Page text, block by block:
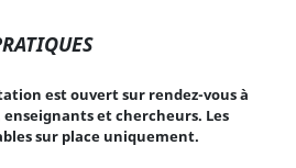
est ouvert sur rendez-vous à
et chercheurs. Les
sur place uniquement.